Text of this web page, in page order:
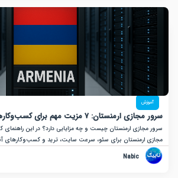
۷ مزیت مهم برای کسب‌وکارهای آنلاین ایرانی
سرور مجازی
برای سئو، سرعت سایت، ترید و کسب‌وکارهای آنلاین ایرانی
Nabic